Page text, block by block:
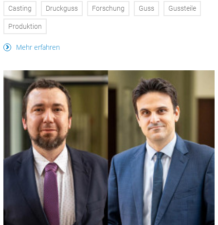
Casting Druckguss Forschung Guss Gussteile
Produktion
Mehr erfahren